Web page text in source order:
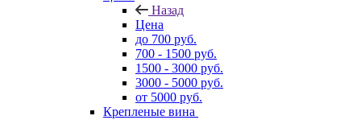
Назад
Цена
до 700 руб.
700 - 1500 руб.
1500 - 3000 руб.
3000 - 5000 руб.
от 5000 руб.
Крепленые вина